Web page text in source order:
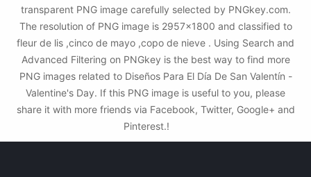
transparent PNG image carefully selected by PNGkey.com.
The resolution of PNG image is 2957x1800 and classified to
fleur de lis ,cinco de mayo ,copo de nieve . Using Search and
Advanced Filtering on PNGkey is the best way to find more
PNG images related to Diseños Para El Día De San Valentín -
Valentine's Day. If this PNG image is useful to you, please
share it with more friends via Facebook, Twitter, Google+ and
Pinterest.!